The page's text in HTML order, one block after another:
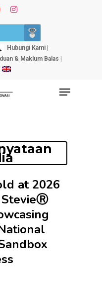
instagram
Hubungi Kami |
& Maklum Balas |
Menu
at 2026
StevieⓇ